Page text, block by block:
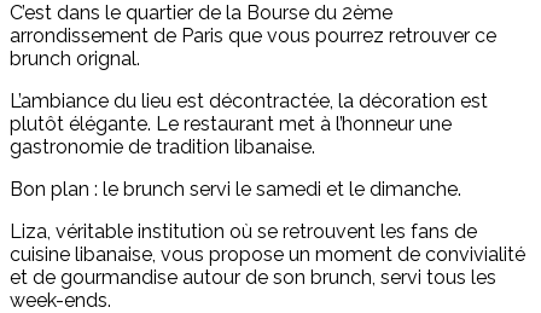
C’est dans le quartier de la Bourse du 2ème
arrondissement de Paris que vous pourrez retrouver ce
brunch orignal.
L’ambiance du lieu est décontractée, la décoration est
plutôt élégante. Le restaurant met à l’honneur une
gastronomie de tradition libanaise.
Bon plan : le brunch servi le samedi et le dimanche.
Liza, véritable institution où se retrouvent les fans de
cuisine libanaise, vous propose un moment de convivialité
et de gourmandise autour de son brunch, servi tous les
week-ends.